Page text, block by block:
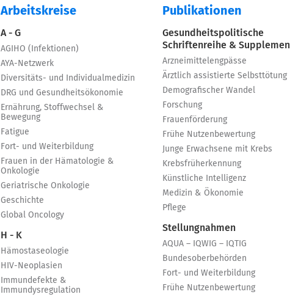
Arbeitskreise
A - G
AGIHO (Infektionen)
AYA-Netzwerk
Diversitäts- und Individualmedizin
DRG und Gesundheitsökonomie
Ernährung, Stoffwechsel &
Bewegung
Fatigue
Fort- und Weiterbildung
Frauen in der Hämatologie &
Onkologie
Geriatrische Onkologie
Geschichte
Global Oncology
H - K
Hämostaseologie
HIV-Neoplasien
Immundefekte &
Immundysregulation
Publikationen
Gesundheitspolitische
Schriftenreihe &
Arzneimittelengpässe
Ärztlich assistierte Selbsttötung
Demografischer Wandel
Forschung
Frauenförderung
Frühe Nutzenbewertung
Junge Erwachsene mit Krebs
Krebsfrüherkennung
Künstliche Intelligenz
Medizin & Ökonomie
Pflege
Stellungnahmen
AQUA – IQWIG – IQTIG
Bundesoberbehörden
Fort- und Weiterbildung
Frühe Nutzenbewertung